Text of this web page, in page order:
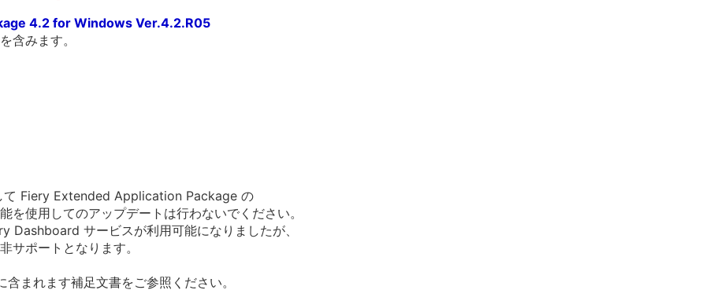
4.2 for Windows Ver.4.2.R05
含みます。
Fiery Extended Application Package の
を使用してのアップデートは行わないでください。
サービスが利用可能になりましたが、
サポートとなります。
まれます補足文書をご参照ください。